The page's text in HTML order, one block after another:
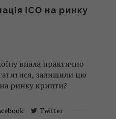
ICO на ринку
впала практично
залишили цю
ринку крипти?
Twitter